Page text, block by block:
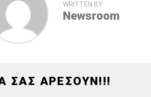
WRITTEN BY
Newsroom
ΣΑΣ ΑΡΕΣΟΥΝ!!!